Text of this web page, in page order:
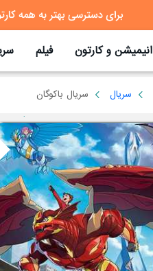
انیمیشن و کارتون فیلم
سریال سریال باکوگان